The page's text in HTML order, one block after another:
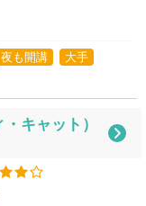
夜も開講
大手
キャット）